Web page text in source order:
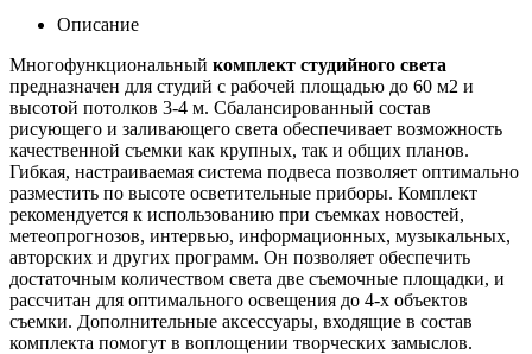
Описание
Многофункциональный комплект студийного света
предназначен для студий с рабочей площадью до 60 м2 и
высотой потолков 3-4 м. Сбалансированный состав
рисующего и заливающего света обеспечивает возможность
качественной съемки как крупных, так и общих планов.
Гибкая, настраиваемая система подвеса позволяет оптимально
разместить по высоте осветительные приборы. Комплект
рекомендуется к использованию при съемках новостей,
метеопрогнозов, интервью, информационных, музыкальных,
авторских и других программ. Он позволяет обеспечить
достаточным количеством света две съемочные площадки, и
рассчитан для оптимального освещения до 4-х объектов
съемки. Дополнительные аксессуары, входящие в состав
комплекта помогут в воплощении творческих замыслов.